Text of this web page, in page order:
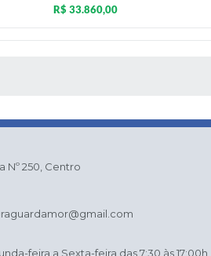
R$ 33.860,00
Nº 250, Centro
feira a Sexta-feira das 7:30 às 17:00h